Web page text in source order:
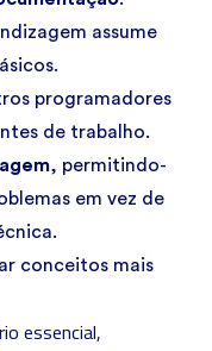
assume
programadores
de trabalho.
, permitindo-
em vez de
conceitos mais
essencial,